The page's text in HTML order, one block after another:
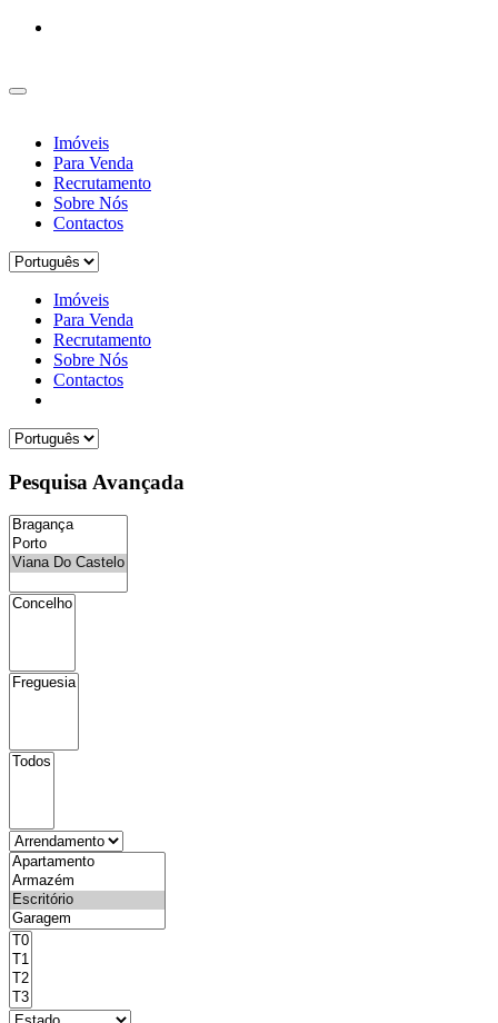
Imóveis
Para Venda
Recrutamento
Sobre Nós
Contactos
Imóveis
Para Venda
Recrutamento
Sobre Nós
Contactos
Pesquisa Avançada